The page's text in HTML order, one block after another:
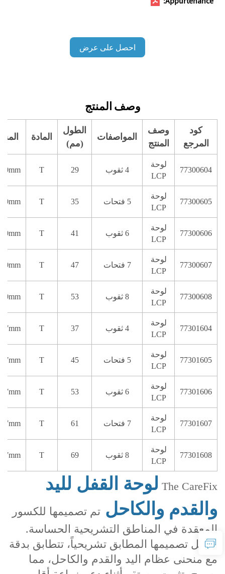
احصل على عرض
وصف المنتج
كود
المرجع
وصف
المنتج
المواصفات
الطول
(مم)
المادة
77300604
لوحة
LCP
4 ثقوب 29
T
77300605
لوحة
LCP
5 فتحات 35
T
77300606
لوحة
LCP
6 ثقوب 41
T
77300607
لوحة
LCP
7 فتحات 47
T
77300608
لوحة
LCP
8 ثقوب 53
T
77301604
لوحة
LCP
4 ثقوب 37
T
77301605
لوحة
LCP
5 فتحات 45
T
77301606
لوحة
LCP
6 ثقوب 53
T
77301607
لوحة
LCP
7 فتحات 61
T
77301608
لوحة
LCP
8 ثقوب 69
T
The CareFix لوحة القفل لليد
والقدم والكاحل تم تصميمها للكسور
المعقدة في المناطق التشريحية الحساسة.
بفضل تصميمها المطابق تشريحياً، تتطابق بدقة
مع منحنى عظام اليد والقدم والكاحل، مما